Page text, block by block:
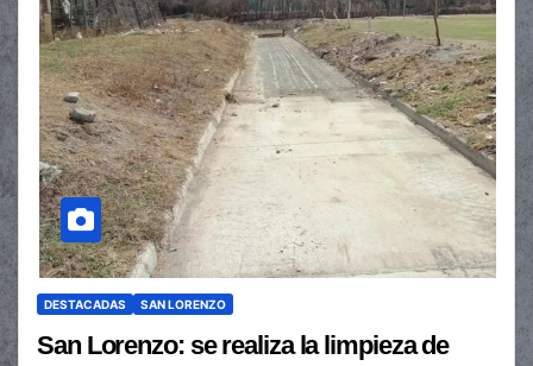
DESTACADAS SAN LORENZO
San Lorenzo: se realiza la limpieza de